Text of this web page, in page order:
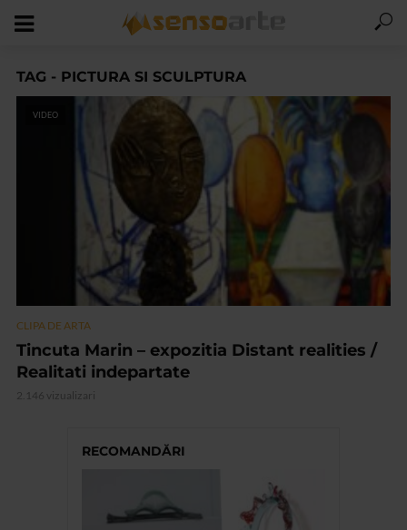
TAG - PICTURA SI SCULPTURA
VIDEO
CLIPA DE ARTA
Tincuta Marin – expozitia Distant realities /
Realitati indepartate
2.146 vizualizari
RECOMANDĂRI